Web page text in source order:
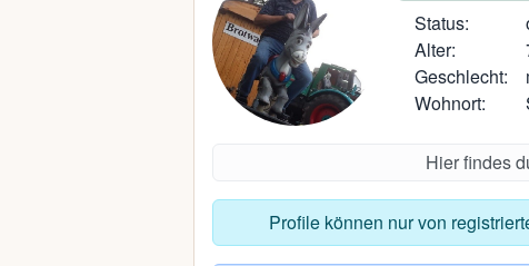
Status:
Alter:
Geschlecht:
Wohnort:
Hier findes
Profile können nur von